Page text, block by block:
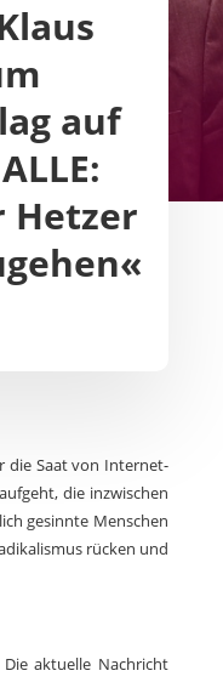
auf
Hetzer
die Saat von Internet-
die inzwischen
gesinnte Menschen
rücken und
aktuelle Nachricht